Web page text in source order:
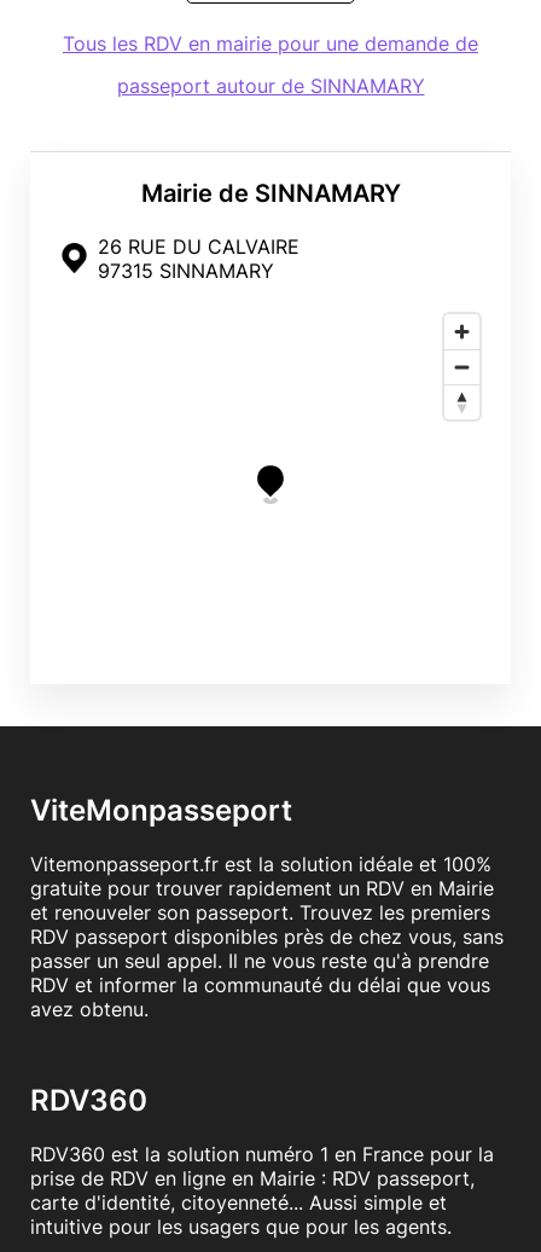
Mairie de SINNAMARY
26 RUE DU CALVAIRE
97315 SINNAMARY
Tous les RDV en mairie pour une demande de
passeport autour de SINNAMARY
ViteMonpasseport
Vitemonpasseport.fr est la solution idéale et 100%
gratuite pour trouver rapidement un RDV en Mairie
et renouveler son passeport. Trouvez les premiers
RDV passeport disponibles près de chez vous, sans
passer un seul appel. Il ne vous reste qu'à prendre
RDV et informer la communauté du délai que vous
avez obtenu.
RDV360
RDV360 est la solution numéro 1 en France pour la
prise de RDV en ligne en Mairie : RDV passeport,
carte d'identité, citoyenneté... Aussi simple et
intuitive pour les usagers que pour les agents.